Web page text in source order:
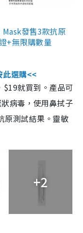
發售3款抗原
+無限購數量
此選購<<
$19就買到。產品可
病毒，使用鼻拭子
原測試結果。靈敏
+2